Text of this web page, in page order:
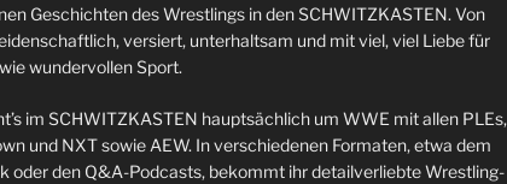
Geschichten des Wrestlings in den SCHWITZKASTEN. Von
versiert, unterhaltsam und mit viel, viel Liebe für
wundervollen Sport.
im SCHWITZKASTEN hauptsächlich um WWE mit allen PLEs,
und NXT sowie AEW. In verschiedenen Formaten, etwa dem
oder den Q&A-Podcasts, bekommt ihr detailverliebte Wrestling-